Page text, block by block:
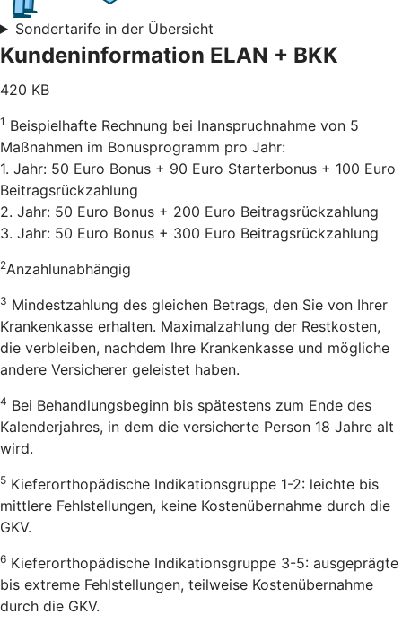
Sondertarife in der Übersicht
Kundeninformation ELAN + BKK
420 KB
1 Beispielhafte Rechnung bei Inanspruchnahme von 5
Maßnahmen im Bonusprogramm pro Jahr:
1. Jahr: 50 Euro Bonus + 90 Euro Starterbonus + 100 Euro
Beitragsrückzahlung
2. Jahr: 50 Euro Bonus + 200 Euro Beitragsrückzahlung
3. Jahr: 50 Euro Bonus + 300 Euro Beitragsrückzahlung
2Anzahlunabhängig
3 Mindestzahlung des gleichen Betrags, den Sie von Ihrer
Krankenkasse erhalten. Maximalzahlung der Restkosten,
die verbleiben, nachdem Ihre Krankenkasse und mögliche
andere Versicherer geleistet haben.
4 Bei Behandlungsbeginn bis spätestens zum Ende des
Kalenderjahres, in dem die versicherte Person 18 Jahre alt
wird.
5 Kieferorthopädische Indikationsgruppe 1-2: leichte bis
mittlere Fehlstellungen, keine Kostenübernahme durch die
GKV.
6 Kieferorthopädische Indikationsgruppe 3-5: ausgeprägte
bis extreme Fehlstellungen, teilweise Kostenübernahme
durch die GKV.